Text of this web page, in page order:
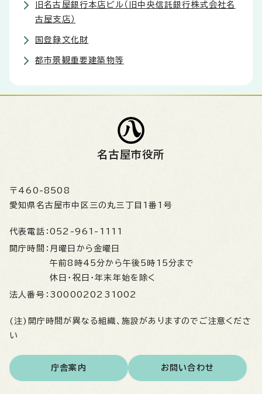
旧名古屋銀行本店ビル（旧中央信託銀行株式会社名
古屋支店）
国登録文化財
都市景観重要建築物等
名古屋市役所
〒460-8508
愛知県名古屋市中区三の丸三丁目1番1号
代表電話： 052-961-1111
開庁時間： 月曜日から金曜日
午前8時45分から午後5時15分まで
休日・祝日・年末年始を除く
法人番号： 3000020231002
(注)開庁時間が異なる組織、施設がありますのでご注意くださ
い
庁舎案内 お問い合わせ